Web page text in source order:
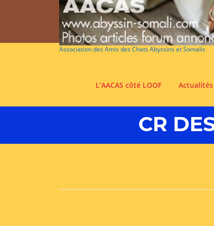
Association des Amis des Chats Abyssins et Somalis
L’AACAS côté LOOF Actualités
CR